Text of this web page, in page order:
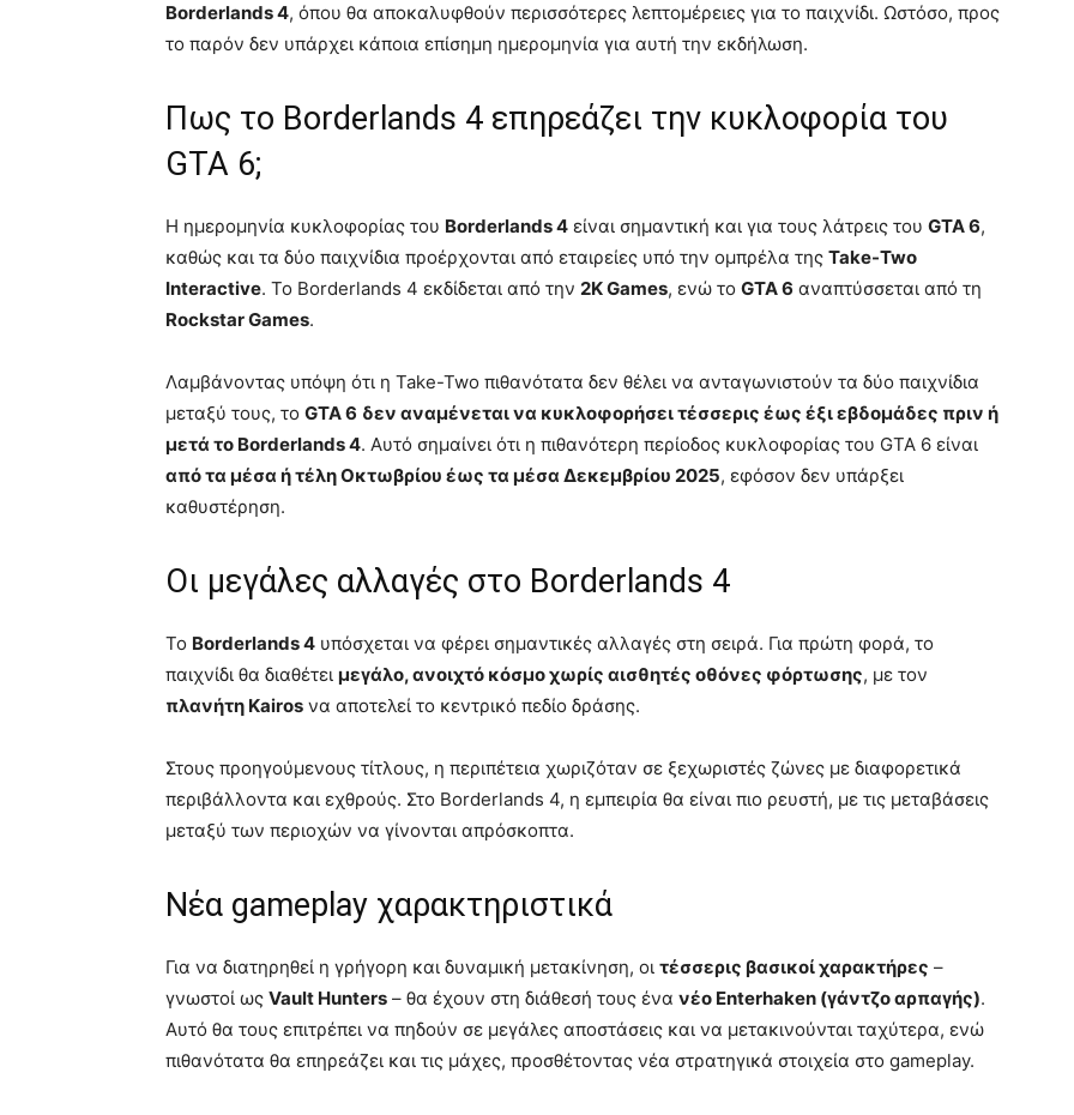
Borderlands 4, όπου θα αποκαλυφθούν περισσότερες λεπτομέρειες για το παιχνίδι. Ωστόσο, προς
το παρόν δεν υπάρχει κάποια επίσημη ημερομηνία για αυτή την εκδήλωση.
Πως το Borderlands 4 επηρεάζει την κυκλοφορία του
GTA 6;
Η ημερομηνία κυκλοφορίας του Borderlands 4 είναι σημαντική και για τους λάτρεις του GTA 6,
καθώς και τα δύο παιχνίδια προέρχονται από εταιρείες υπό την ομπρέλα της Take-Two
Interactive. Το Borderlands 4 εκδίδεται από την 2K Games, ενώ το GTA 6 αναπτύσσεται από τη
Rockstar Games.
Λαμβάνοντας υπόψη ότι η Take-Two πιθανότατα δεν θέλει να ανταγωνιστούν τα δύο παιχνίδια
μεταξύ τους, το GTA 6 δεν αναμένεται να κυκλοφορήσει τέσσερις έως έξι εβδομάδες πριν ή
μετά το Borderlands 4. Αυτό σημαίνει ότι η πιθανότερη περίοδος κυκλοφορίας του GTA 6 είναι
από τα μέσα ή τέλη Οκτωβρίου έως τα μέσα Δεκεμβρίου 2025, εφόσον δεν υπάρξει
καθυστέρηση.
Οι μεγάλες αλλαγές στο Borderlands 4
Το Borderlands 4 υπόσχεται να φέρει σημαντικές αλλαγές στη σειρά. Για πρώτη φορά, το
παιχνίδι θα διαθέτει μεγάλο, ανοιχτό κόσμο χωρίς αισθητές οθόνες φόρτωσης, με τον
πλανήτη Kairos να αποτελεί το κεντρικό πεδίο δράσης.
Στους προηγούμενους τίτλους, η περιπέτεια χωριζόταν σε ξεχωριστές ζώνες με διαφορετικά
περιβάλλοντα και εχθρούς. Στο Borderlands 4, η εμπειρία θα είναι πιο ρευστή, με τις μεταβάσεις
μεταξύ των περιοχών να γίνονται απρόσκοπτα.
Νέα gameplay χαρακτηριστικά
Για να διατηρηθεί η γρήγορη και δυναμική μετακίνηση, οι τέσσερις βασικοί χαρακτήρες –
γνωστοί ως Vault Hunters – θα έχουν στη διάθεσή τους ένα νέο Enterhaken (γάντζο αρπαγής).
Αυτό θα τους επιτρέπει να πηδούν σε μεγάλες αποστάσεις και να μετακινούνται ταχύτερα, ενώ
πιθανότατα θα επηρεάζει και τις μάχες, προσθέτοντας νέα στρατηγικά στοιχεία στο gameplay.